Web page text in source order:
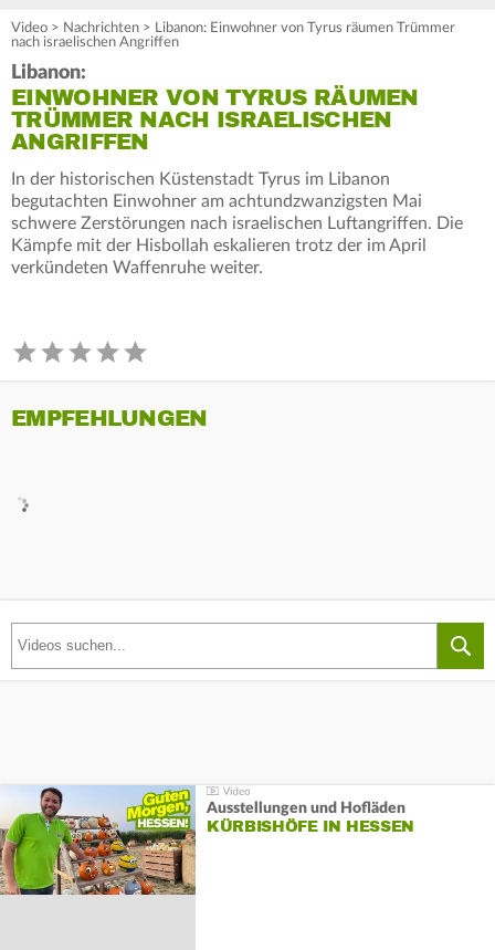
Video > Nachrichten > Libanon: Einwohner von Tyrus räumen Trümmer
nach israelischen Angriffen
Libanon:
EINWOHNER VON TYRUS RÄUMEN
TRÜMMER NACH ISRAELISCHEN
ANGRIFFEN
In der historischen Küstenstadt Tyrus im Libanon
begutachten Einwohner am achtundzwanzigsten Mai
schwere Zerstörungen nach israelischen Luftangriffen. Die
Kämpfe mit der Hisbollah eskalieren trotz der im April
verkündeten Waffenruhe weiter.
EMPFEHLUNGEN
Ausstellungen und Hofläden
KÜRBISHÖFE IN HESSEN